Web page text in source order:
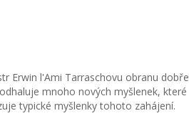
Erwin l'Ami Tarraschovu obranu dobře
mnoho nových myšlenek, které
typické myšlenky tohoto zahájení.